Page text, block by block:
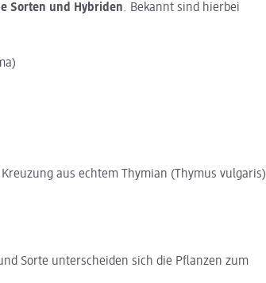
Sorten und Hybriden. Bekannt sind hierbei
aus echtem Thymian (Thymus vulgaris)
Sorte unterscheiden sich die Pflanzen zum